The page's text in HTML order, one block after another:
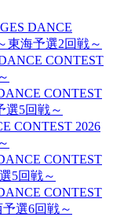
DANCE
東海予選2回戦～
CONTEST
CONTEST
選5回戦～
CONTEST 2026
CONTEST
5回戦～
CONTEST
選6回戦～